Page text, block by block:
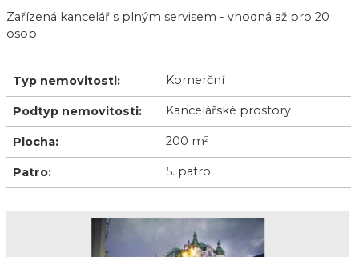
Zařízená kancelář s plným servisem - vhodná až pro 20
osob.
Typ nemovitosti: Komerční
Podtyp nemovitosti: Kancelářské prostory
Plocha: 200 m2
Patro: 5. patro